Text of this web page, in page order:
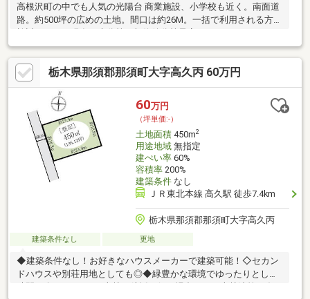
高根沢町の中でも人気の光陽台 商業施設、小学校も近く。南面道
路。約500坪の広めの土地。間口は約26M。一括で利用される方ご
栃木県那須郡那須町大字高久丙 60万円
60万円
（坪単価:-）
土地面積450m2
用途地域無指定
建ぺい率60%
容積率200%
建築条件なし
ＪＲ東北本線 高久駅 徒歩7.4km
栃木県那須郡那須町大字高久丙
建築条件なし 更地
◆建築条件なし！お好きなハウスメーカーで建築可能！◇セカン
ドハウスや別荘用地としても◎◆緑豊かな環境でゆったりとした